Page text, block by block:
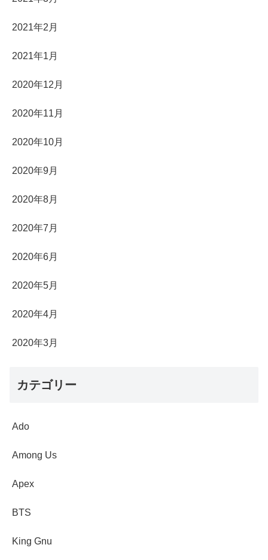
2021年2月
2021年1月
2020年12月
2020年11月
2020年10月
2020年9月
2020年8月
2020年7月
2020年6月
2020年5月
2020年4月
2020年3月
カテゴリー
Ado
Among Us
Apex
BTS
King Gnu